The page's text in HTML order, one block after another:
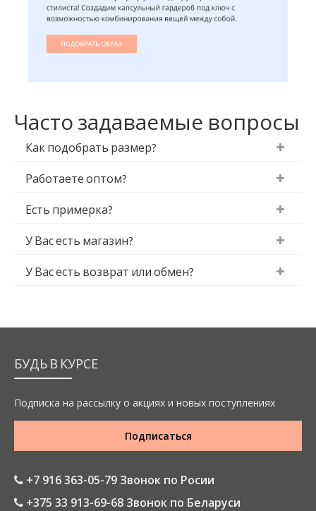
Часто задаваемые вопросы
Как подобрать размер?
Работаете оптом?
Есть примерка?
У Вас есть магазин?
У Вас есть возврат или обмен?
БУДЬ В КУРСЕ
Подписка на рассылку о акциях и новых поступлениях
Подписаться
+7 916 363-05-79 Звонок по Росии
+375 33 913-69-68 Звонок по Беларуси